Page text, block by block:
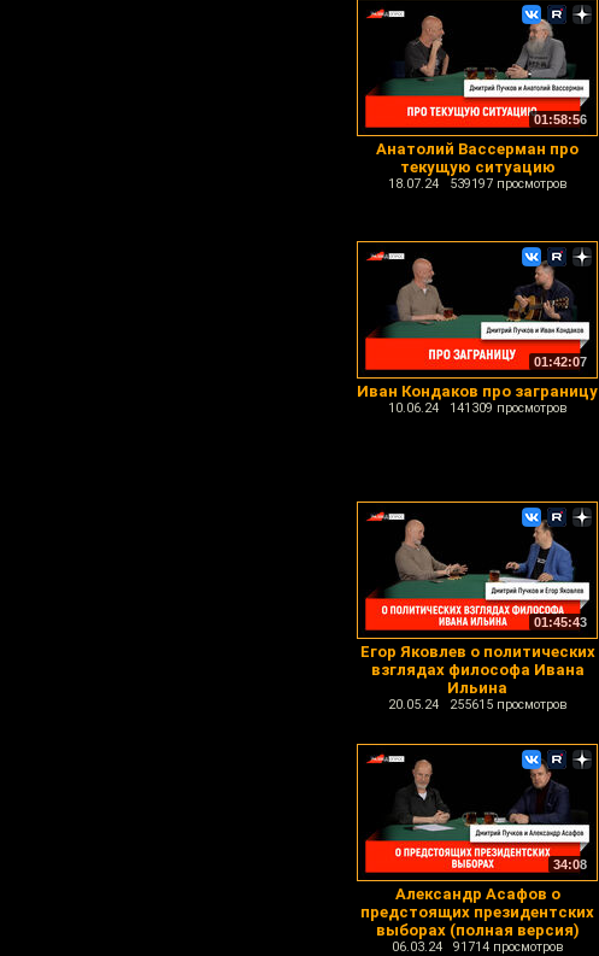
01:58:56
Анатолий Вассерман про
текущую ситуацию
18.07.24 539197 просмотров
01:42:07
Иван Кондаков про заграницу
10.06.24 141309 просмотров
01:45:43
Егор Яковлев о политических
взглядах философа Ивана
Ильина
20.05.24 255615 просмотров
34:08
Александр Асафов о
предстоящих президентских
выборах (полная версия)
06.03.24 91714 просмотров